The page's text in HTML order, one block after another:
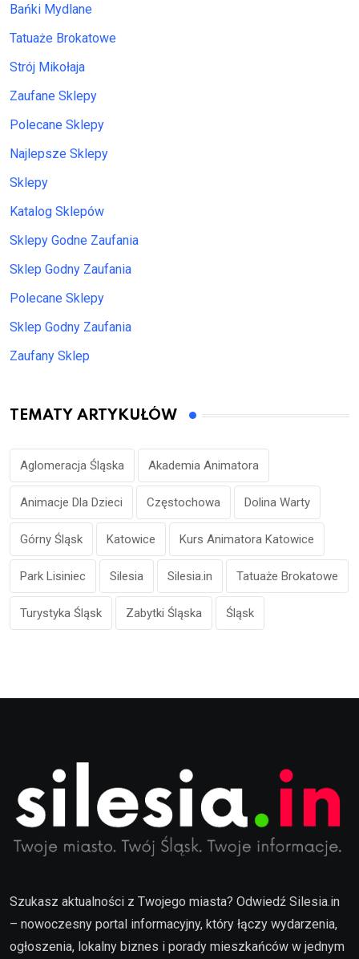
Bańki Mydlane
Tatuaże Brokatowe
Strój Mikołaja
Zaufane Sklepy
Polecane Sklepy
Najlepsze Sklepy
Sklepy
Katalog Sklepów
Sklepy Godne Zaufania
Sklep Godny Zaufania
Polecane Sklepy
Sklep Godny Zaufania
Zaufany Sklep
TEMATY ARTYKUŁÓW
Aglomeracja Śląska Akademia Animatora
Animacje Dla Dzieci Częstochowa Dolina Warty
Górny Śląsk Katowice Kurs Animatora Katowice
Park Lisiniec Silesia Silesia.in Tatuaże Brokatowe
Turystyka Śląsk Zabytki Śląska Śląsk
Szukasz aktualności z Twojego miasta? Odwiedź Silesia.in
– nowoczesny portal informacyjny, który łączy wydarzenia,
ogłoszenia, lokalny biznes i porady mieszkańców w jednym